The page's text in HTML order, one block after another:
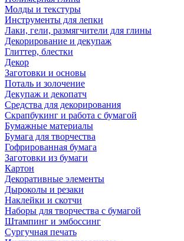
Молды и текстуры
Инструменты для лепки
Лаки, гели, размягчители для глины
Декорирование и декупаж
Глиттер, блестки
Декор
Заготовки и основы
Поталь и золочение
Декупаж и декопатч
Средства для декорирования
Скрапбукинг и работа с бумагой
Бумажные материалы
Бумага для творчества
Гофрированная бумага
Заготовки из бумаги
Картон
Декоративные элементы
Дыроколы и резаки
Наклейки и скотчи
Наборы для творчества с бумагой
Штампинг и эмбоссинг
Сургучная печать